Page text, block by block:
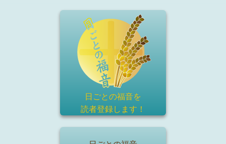
日ごとの福音を
読者登録します！